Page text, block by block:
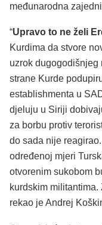
međunarodna
“Upravo to ne želi
Kurdima da stvore
uzrok dugogodišnjeg
strane Kurde
establishmenta u
djeluju u Siriji
za borbu protiv
do sada nije
određenoj mjeri
otvorenim sukobom
kurdskim militantima.
rekao je Andrej